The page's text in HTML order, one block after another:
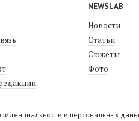
NEWSLAB
Новости
Статьи
Сюжеты
Фото
и персональных